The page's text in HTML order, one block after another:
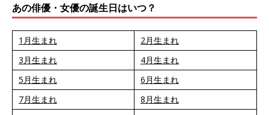
あの俳優・女優の誕生日はいつ？
1月生まれ
2月生まれ
3月生まれ
4月生まれ
5月生まれ
6月生まれ
7月生まれ
8月生まれ